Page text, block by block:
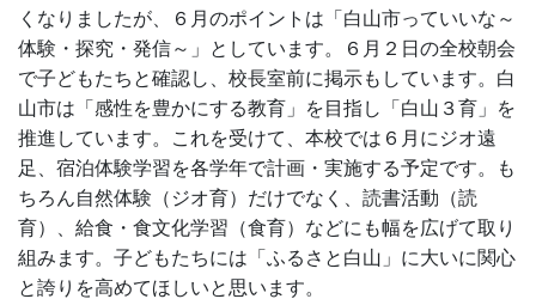
くなりましたが、６月のポイントは「白山市っていいな～
体験・探究・発信～」としています。６月２日の全校朝会
で子どもたちと確認し、校長室前に掲示もしています。白
山市は「感性を豊かにする教育」を目指し「白山３育」を
推進しています。これを受けて、本校では６月にジオ遠
足、宿泊体験学習を各学年で計画・実施する予定です。も
ちろん自然体験（ジオ育）だけでなく、読書活動（読
育）、給食・食文化学習（食育）などにも幅を広げて取り
組みます。子どもたちには「ふるさと白山」に大いに関心
と誇りを高めてほしいと思います。